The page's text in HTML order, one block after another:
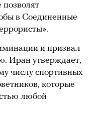
позволят
в Соединенные
и призвал
Иран утверждает,
числу спортивных
которые
любой